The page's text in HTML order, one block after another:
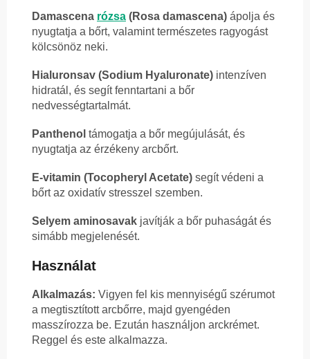
Damascena rózsa (Rosa damascena) ápolja és
nyugtatja a bőrt, valamint természetes ragyogást
kölcsönöz neki.
Hialuronsav (Sodium Hyaluronate) intenzíven
hidratál, és segít fenntartani a bőr
nedvességtartalmát.
Panthenol támogatja a bőr megújulását, és
nyugtatja az érzékeny arcbőrt.
E-vitamin (Tocopheryl Acetate) segít védeni a
bőrt az oxidatív stresszel szemben.
Selyem aminosavak javítják a bőr puhaságát és
simább megjelenését.
Használat
Alkalmazás: Vigyen fel kis mennyiségű szérumot
a megtisztított arcbőrre, majd gyengéden
masszírozza be. Ezután használjon arckrémet.
Reggel és este alkalmazza.